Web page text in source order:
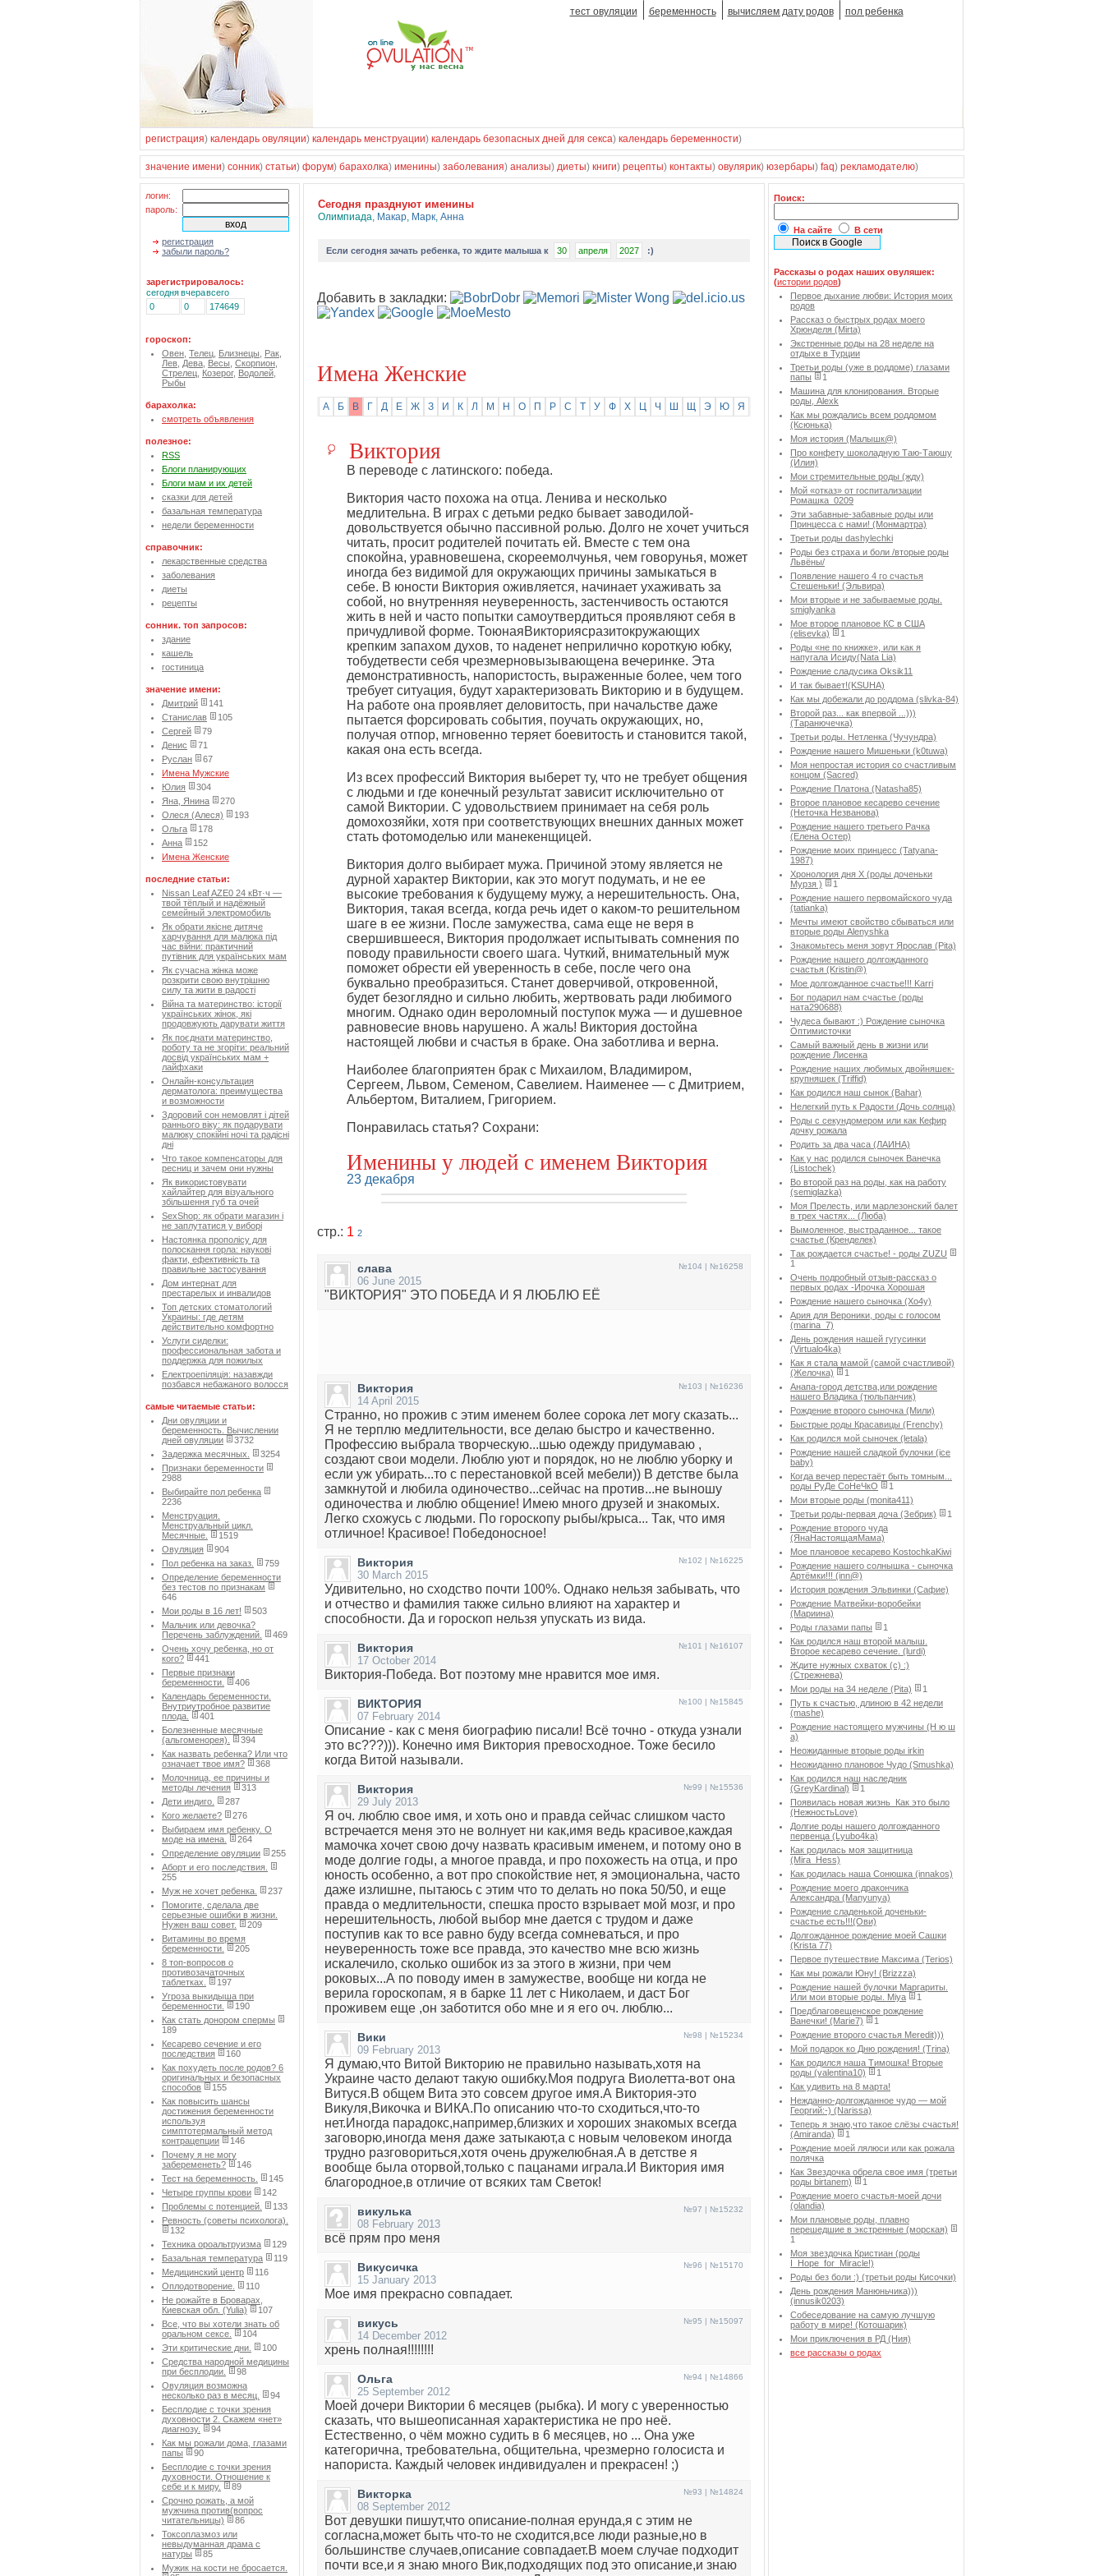
тест овуляции беременность вычисляем дату родов пол ребенка
регистрация) календарь овуляции) календарь менструации) календарь безопасных дней для секса) календарь беременности)
значение имени) сонник) статьи) форум) барахолка) именины) заболевания) анализы) диеты) книги) рецепты) контакты) овулярик) юзербары) faq) рекламодателю)
логин:
пароль:
регистрация
забыли пароль?
зарегистрировалось:
сегоднявчеравсего
0
0 174649
гороскоп:
Овен Телец Близнецы Рак
Лев Дева Весы Скорпион
Стрелец Козерог, Водолей
Рыбы
барахолка:
смотреть объявления
полезное:
RSS
Блоги планирующих
Блоги мам и их детей
сказки для детей
базальная температура
недели беременности
справочник:
лекарственные средства
заболевания
диеты
рецепты
сонник. топ запросов:
здание
кашель
гостиница
значение имени:
Дмитрий
141
Станислав
105
Сергей
79
Денис
71
Руслан
67
Имена Мужские
Юлия
304
Яна, Янина
270
Олеся (Алеся)
193
Ольга
178
Анна
152
Имена Женские
последние статьи:
Nissan Leaf AZE0 24 кВт·ч —
твой тёплый и надёжный
семейный электромобиль
Як обрати якісне дитяче
харчування для малюка під
час війни: практичний
путівник для українських мам
Як сучасна жінка може
розкрити свою внутрішню
силу та жити в радості
Війна та материнство: історії
українських жінок, які
продовжують дарувати життя
Як поєднати материнство,
роботу та не згоріти: реальний
досвід українських мам +
лайфхаки
Онлайн-консультация
дерматолога: преимущества
и возможности
Здоровий сон немовлят і дітей
раннього віку: як подарувати
малюку спокійні ночі та радісні
дні
Что такое компенсаторы для
ресниц и зачем они нужны
Як використовувати
хайлайтер для візуального
збільшення губ та очей
SexShop: як обрати магазин і
не заплутатися у виборі
Настоянка прополісу для
полоскання горла: наукові
факти, ефективність та
правильне застосування
Дом интернат для
престарелых и инвалидов
Топ детских стоматологий
Украины: где детям
действительно комфортно
Услуги сиделки:
профессиональная забота и
поддержка для пожилых
Електроепіляція: назавжди
позбався небажаного волосся
самые читаемые статьи:
Дни овуляции и
беременность. Вычислении
дней овуляции
3732
Задержка месячных.
3254
Признаки беременности
2988
Выбирайте пол ребенка
2236
Менструация.
Менструальный цикл.
Месячные.
1519
Овуляция
904
Пол ребенка на заказ.
759
Определение беременности
без тестов по признакам
646
Мои роды в 16 лет!
503
Мальчик или девочка?
Перечень заблуждений.
469
Очень хочу ребенка, но от
кого?
441
Первые признаки
беременности.
406
Календарь беременности.
Внутриутробное развитие
плода.
401
Болезненные месячные
(альгоменорея).
394
Как назвать ребенка? Или что
означает твое имя?
368
Молочница, ее причины и
методы лечения
313
Дети индиго.
287
Кого желаете?
276
Выбираем имя ребенку. О
моде на имена.
264
Определение овуляции
255
Аборт и его последствия.
255
Муж не хочет ребенка.
237
Помогите, сделала две
серьезные ошибки в жизни.
Нужен ваш совет.
209
Витамины во время
беременности.
205
8 топ-вопросов о
противозачаточных
таблетках.
197
Угроза выкидыша при
беременности.
190
Как стать донором спермы
189
Кесарево сечение и его
последствия
160
Как похудеть после родов? 6
оригинальных и безопасных
способов
155
Как повысить шансы
достижения беременности
используя
симптотермальный метод
контрацепции
146
Почему я не могу
забеременеть?
146
Тест на беременность.
145
Четыре группы крови
142
Проблемы с потенцией.
133
Ревность (советы психолога).
132
Техника ороальтруизма
129
Базальная температура
119
Медицинский центр
116
Оплодотворение.
110
Не рожайте в Броварах,
Киевская обл. (Yulia)
107
Все, что вы хотели знать об
оральном сексе.
104
Эти критические дни.
100
Средства народной медицины
при бесплодии.
98
Овуляция возможна
несколько раз в месяц.
94
Бесплодие с точки зрения
духовности 2. Скажем «нет»
диагнозу.
94
Как мы рожали дома, глазами
папы
90
Бесплодие с точки зрения
духовности. Отношение к
себе и к миру.
89
Срочно рожать, а мой
мужчина против(вопрос
читательницы)
86
Токсоплазмоз или
невыдуманная драма с
натуры
85
Мужик на кости не бросается.
Cегодня празднуют именины
Олимпиада, Макар, Марк, Анна
Если сегодня зачать ребенка, то ждите малыша к 30 апреля 2027 :)
Добавить в закладки:
Имена Женские
А Б В Г Д Е Ж З И К Л М Н О П Р С Т У Ф Х Ц Ч Ш Щ Э Ю Я
Виктория
В переводе с латинского: победа.
Виктория часто похожа на отца. Ленива и несколько
медлительна. В играх с детьми редко бывает заводилой-
довольствуется обычно пассивной ролью. Долго не хочет учиться
читать, просит родителей почитать ей. Вместе с тем она
спокойна, уравновешена, скореемолчунья, чем говорунья, может
иногда без видимой для окружающих причины замыкаться в
себе. В юности Виктория оживляется, начинает ухаживать за
собой, но внутренняя неуверенность, застенчивость остаются
жить в ней и часто попытки самоутвердиться проявляют себя в
причудливой форме. ТоюнаяВикториясразитокружающих
крепким запахом духов, то наденет неприлично короткую юбку,
тобудетвести себя чрезмерновызывающена вечеринке. Эта
демонстративность, напористость, выраженные более, чем того
требует ситуация, будут характеризовать Викторию и в будущем.
На работе она проявляет деловитость, при начальстве даже
пытается форсировать события, поучать окружающих, но,
получая отпор, мгновенно теряет боевитость и становится такой,
какая она есть всегда.
Из всех профессий Виктория выберет ту, что не требует общения
с людьми и где конечный результат зависит исключительно от
самой Виктории. С удовольствием принимает на себя роль
домохозяйки, хотя при соответствующих внешних данных может
стать фотомоделью или манекенщицей.
Виктория долго выбирает мужа. Причиной этому является не
дурной характер Виктории, как это могут подумать, и не ее
высокие требования к будущему мужу, а нерешительность. Она,
Виктория, такая всегда, когда речь идет о каком-то решительном
шаге в ее жизни. После замужества, сама еще не веря в
свершившееся, Виктория продолжает испытывать сомнения по
поводу правильности своего шага. Чуткий, внимательный муж
поможет обрести ей уверенность в себе, после чего она
буквально преобразиться. Станет доверчивой, откровенной,
будет безоглядно и сильно любить, жертвовать ради любимого
многим. Однако один вероломный поступок мужа — и душевное
равновесие вновь нарушено. А жаль! Виктория достойна
настоящей любви и счастья в браке. Она заботлива и верна.
Наиболее благоприятен брак с Михаилом, Владимиром,
Сергеем, Львом, Семеном, Савелием. Наименее — с Дмитрием,
Альбертом, Виталием, Григорием.
Понравилась статья? Сохрани:
Именины у людей с именем Виктория
23 декабря
стр.: 1 2
слава
06 June 2015
№104 | №16258
"ВИКТОРИЯ" ЭТО ПОБЕДА И Я ЛЮБЛЮ ЕЁ
Виктория
14 April 2015
№103 | №16236
Странно, но прожив с этим именем более сорока лет могу сказать...
Я не терплю медлительности, все делаю быстро и качественно.
Профессию выбрала творческую...шью одежду придумаваю ,
создают свои модели. Люблю уют и порядок, но не люблю уборку и
если уж убирать...то с перестановкой всей мебели)) В детстве была
замкнутой и любила одиночество...сейчас на против...не выношу
одиночества и люблю общение! Имею много друзей и знакомых.
Легко схожусь с людьми. По гороскопу рыбы/крыса... Так, что имя
отличное! Красивое! Победоносное!
Виктория
30 March 2015
№102 | №16225
Удивительно, но сходство почти 100%. Однако нельзя забывать, что
и отчество и фамилия также сильно влияют на характер и
способности. Да и гороскоп нельзя упускать из вида.
Виктория
17 October 2014
№101 | №16107
Виктория-Победа. Вот поэтому мне нравится мое имя.
ВИКТОРИЯ
07 February 2014
№100 | №15845
Описание - как с меня биографию писали! Всё точно - откуда узнали
это вс???))). Конечно имя Виктория превосходное. Тоже бесило
когда Витой называли.
Виктория
29 July 2013
№99 | №15536
Я оч. люблю свое имя, и хоть оно и правда сейчас слишком часто
встречается меня это не волнует ни как,имя ведь красивое,каждая
мамочка хочет свою дочу назвать красивым именем, и потому оно в
моде долгие годы, а многое правда, и про похожесть на отца, и про
юность особенно, а вот про спокойствие нет, я эмоциональна, часто
даже излишне, пытаюсь с этим что то делать но пока 50/50, и еще
правда о медлительности, спешка просто взрывает мой мозг, и про
нерешительность, любой выбор мне дается с трудом и даже
поступив как то все равно буду всегда сомневаться, и про
неуверенность тоже все правда, это качество мне всю жизнь
искалечило, сколько ошибок из за этого в жизни, при чем
роковых...А по поводу имен в замужестве, вообще ни когда не
верила гороскопам, я в барке 11 лет с Николаем, и даст Бог
проживем еще ,он заботится обо мне и я его оч. люблю...
Вики
09 February 2013
№98 | №15234
Я думаю,что Витой Викторию не правильно называть,хотя на
Украине часто делают такую ошибку.Моя подруга Виолетта-вот она
Витуся.В общем Вита это совсем другое имя.А Виктория-это
Викуля,Викочка и ВИКА.По описанию что-то сходиться,что-то
нет.Иногда парадокс,например,близких и хороших знакомых всегда
заговорю,иногда меня даже затыкают,а с новым человеком иногда
трудно разговориться,хотя очень дружелюбная.А в детстве я
вообще была оторвой,только с пацанами играла.И Виктория имя
благородное,в отличие от всяких там Светок!
викулька
08 February 2013
№97 | №15232
всё прям про меня
Викусичка
15 January 2013
№96 | №15170
Мое имя прекрасно совпадает.
викусь
14 December 2012
№95 | №15097
хрень полная!!!!!!!!
Ольга
25 September 2012
№94 | №14866
Моей дочери Виктории 6 месяцев (рыбка). И могу с уверенностью
сказать, что вышеописанная характеристика не про неё.
Естественно, о чём можно судить в 6 месяцев, но ... Она уже
категорична, требовательна, общительна, чрезмерно голосиста и
напориста. Каждый человек индивидуален и прекрасен! ;)
Викторка
08 September 2012
№93 | №14824
Вот девушки пишут,что описание-полная ерунда,я с этим не
согласна,может быть что-то не сходится,все люди разные,но в
большинстве случаев,описание совпадает.В моем случае подходит
почти все,и я знаю много Вик,подходящих под это описание,и знаю
Поиск:
На сайте В сети
Рассказы о родах наших овуляшек:
(истории родов)
Первое дыхание любви: История моих
родов
Рассказ о быстрых родах моего
Хрюнделя (Mirta)
Экстренные роды на 28 неделе на
отдыхе в Турции
Третьи роды (уже в роддоме) глазами
папы
1
Машина для клонирования. Вторые
роды, Alexk
Как мы рождались всем роддомом
(Ксюнька)
Моя история (Малышк@)
Про конфету шоколадную Таю-Таюшу
(Илия)
Мои стремительные роды (жду)
Мой «отказ» от госпитализации
Ромашка_0209
Эти забавные-забавные роды или
Принцесса с нами! (Монмартра)
Третьи роды dashylechki
Роды без страха и боли /вторые роды
Львёны/
Появление нашего 4 го счастья
Стешеньки! (Эльвира)
Мои вторые и не забываемые роды.
smiglyanka
Мое второе плановое КС в США
(elisevka)
1
Роды «не по книжке», или как я
напугала Исиду(Nata Lia)
Рождение сладусика Oksik11
И так бывает!(KSUHA)
Как мы добежали до роддома (slivka-84)
Второй раз... как впервой ...)))
(Таранючечка)
Третьи роды. Нетленка (Чучундра)
Рождение нашего Мишеньки (k0tuwa)
Моя непростая история со счастливым
концом (Sacred)
Рождение Платона (Natasha85)
Второе плановое кесарево сечение
(Неточка Незванова)
Рождение нашего третьего Рачка
(Елена Остер)
Рождение моих принцесс (Tatyana-
1987)
Хронология дня Х (роды доченьки
Мурзя )
1
Рождение нашего первомайского чуда
(tatianka)
Мечты имеют свойство сбываться или
вторые роды Аlenyshka
Знакомьтесь меня зовут Ярослав (Pita)
Рождение нашего долгожданного
счастья (Kristin@)
Мое долгожданное счастье!!! Karri
Бог подарил нам счастье (роды
ната290688)
Чудеса бывают :) Рождение сыночка
Оптимисточки
Cамый важный день в жизни или
рождение Лисенка
Рождение наших любимых двойняшек-
крупняшек (Triffid)
Как родился наш сынок (Bahar)
Нелегкий путь к Радости (Дочь солнца)
Роды с секундомером или как Кефир
дочку рожала
Родить за два часа (ЛАИНА)
Как у нас родился сыночек Ванечка
(Listochek)
Во второй раз на роды, как на работу
(semiglazka)
Моя Прелесть, или марлезонский балет
в трех частях... (Люба)
Вымоленное, выстраданное... такое
счастье (Кренделек)
Так рождается счастье! - роды ZUZU
1
Очень подробный отзыв-рассказ о
первых родах -Ирочка Хорошая
Рождение нашего сыночка (Хо4у)
Ария для Вероники, роды с голосом
(marina_7)
День рождения нашей гугусинки
(Virtualo4ka)
Как я стала мамой (самой счастливой)
(Желочка)
1
Анапа-город детства,или рождение
нашего Владика (тюльпанчик)
Рождение второго сыночка (Мили)
Быстрые роды Красавицы (Frenchy)
Как родился мой сыночек (letala)
Рождение нашей сладкой булочки (ice
baby)
Когда вечер перестаёт быть томным...
роды РуДе СоНеЧкО
1
Мои вторые роды (monita411)
Третьи роды-первая доча (Зебрик)
1
Рождение второго чуда
(ЯнаНастоящаяМама)
Мое плановое кесарево KostochkaKiwi
Рождение нашего солнышка - сыночка
Артёмки!!! (inn@)
История рождения Эльвинки (Сафие)
Рождение Матвейки-воробейки
(Мариина)
Роды глазами папы
1
Как родился наш второй малыш.
Второе кесарево сечение. (lurdi)
Ждите нужных схваток (с) :)
(Стрежнева)
Мои роды на 34 неделе (Pita)
1
Путь к счастью, длиною в 42 недели
(mashe)
Рождение настоящего мужчины (Н ю ш
а)
Неожиданные вторые роды irkin
Неожиданно плановое Чудо (Smushka)
Как родился наш наследник
(GreyKardinal)
1
Появилась новая жизнь_Как это было
(НежностьLove)
Долгие роды нашего долгожданного
первенца (Lyubo4ka)
Как родилась моя защитница
(Mira_Hess)
Как родилась наша Сонюшка (innakos)
Рождение моего дракончика
Александра (Manyunya)
Рождение сладенькой доченьки-
счастье есть!!!(Ови)
Долгожданное рождение моей Сашки
(Krista 77)
Первое путешествие Максима (Terios)
Как мы рожали Юну! (Brizzza)
Рождение нашей булочки Маргариты.
Или мои вторые роды. Miya
1
Предблаговещенское рождение
Ванечки! (Marie7)
1
Рождение второго счастья Meredit)))
Мой подарок ко Дню рождения! (Trina)
Как родился наша Тимошка! Вторые
роды (valentina10)
1
Как удивить на 8 марта!
Нежданно-долгожданное чудо — мой
Георгий:-) (Narissa)
Теперь я знаю,что такое слёзы счастья!
(Amiranda)
1
Рождение моей лялюси или как рожала
полячка
Как Звездочка обрела свое имя (третьи
роды birtanem)
1
Рождение моего счастья-моей дочи
(olandia)
Мои плановые роды, плавно
перешедшие в экстренные (морская)
1
Моя звездочка Кристиан (роды
I_Hope_for_Miracle!)
Роды без боли :) (третьи роды Кисочки)
День рождения Манюньчика)))
(innusik0203)
Собеседование на самую лучшую
работу в мире! (Котошарик)
Мои приключения в РД (Ния)
все рассказы о родах